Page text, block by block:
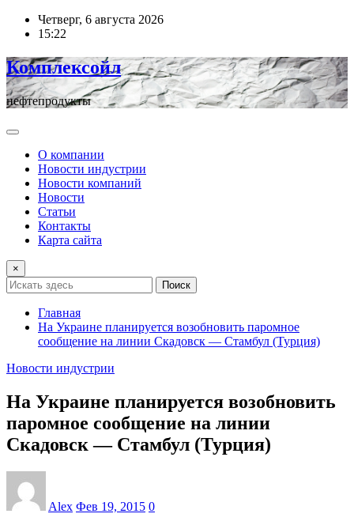
ПерейтиЧетверг, 6 августа 2026
15:22
Комплексойл
нефтепродукты
О компании
Новости индустрии
Новости компаний
Новости
Статьи
Контакты
Карта сайта
×
Поиск
Главная
На Украине планируется возобновить паромное
сообщение на линии Скадовск — Стамбул (Турция)
Новости индустрии
На Украине планируется возобновить
паромное сообщение на линии
Скадовск — Стамбул (Турция)
Alex Фев 19, 2015 0